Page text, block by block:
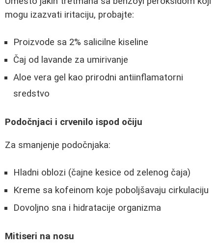
mogu izazvati iritaciju, probajte:
Proizvode sa 2% salicilne kiseline
Čaj od lavande za umirivanje
Aloe vera gel kao prirodni antiinflamatorni
sredstvo
Podočnjaci i crvenilo ispod očiju
Za smanjenje podočnjaka:
Hladni oblozi (čajne kesice od zelenog čaja)
Kreme sa kofeinom koje poboljšavaju cirkulaciju
Dovoljno sna i hidratacije organizma
Mitiseri na nosu